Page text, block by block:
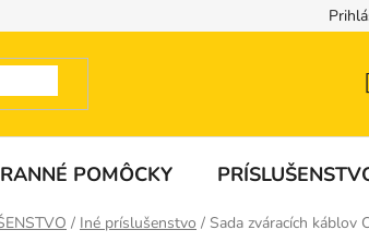
POMÔCKY
/ Iné príslušenstvo / Sada zváracích káblov